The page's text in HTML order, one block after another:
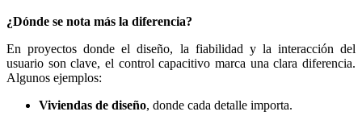
¿Dónde se nota más la diferencia?
En proyectos donde el diseño, la fiabilidad y la interacción del
usuario son clave, el control capacitivo marca una clara diferencia.
Algunos ejemplos:
Viviendas de diseño, donde cada detalle importa.